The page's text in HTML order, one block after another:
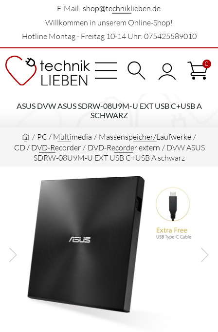
E-Mail: shop@techniklieben.de
Willkommen in unserem Online-Shop!
Hotline Montag - Freitag 10-14 Uhr: 075425589010
0
ASUS DVW ASUS SDRW-08U9M-U EXT USB C+USB A
SCHWARZ
/ PC / Multimedia / Massenspeicher/Laufwerke /
CD / DVD-Recorder / DVD-Recorder extern / DVW ASUS
SDRW-08U9M-U EXT USB C+USB A schwarz